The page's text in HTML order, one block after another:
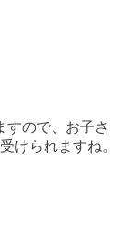
すので、お子さ
けられますね。